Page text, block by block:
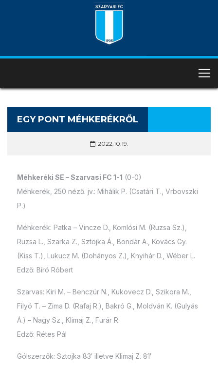
EGY PONT MÉHKERÉKRŐL
2022.10.19.
Méhkeréki SE – Szarvasi FC 1-1 (0-0)
Méhkerék, 250 néző. jv.: Mihálik P. (Csatári T., Vrbovszki
P.)
Méhkerék: Patka – Vincze D., Komlósi M. (Ruzsa Sz.),
Ruzsa L., Szarka Z., Sztojka Á., Bondár A., Kovács Gy.
(Kiss T.), Lukucz M. (Dohányos Z.), Knyihár D., Wéber L.
Edző: Bíró Róbert
Szarvas: Kiri M. – Benczúr N., Kukovecz D., Szikora M.,
Filyó T. – Zima D. (Rafaj R.), Bakró G., Moldván K. (Gulyás
Á.) – Nagy Sz., Klimaj Z., Furár R.
Edző: Rétes Pál
Gólszerzők: Sztojka 83′ illetve Klimaj Z. 81′